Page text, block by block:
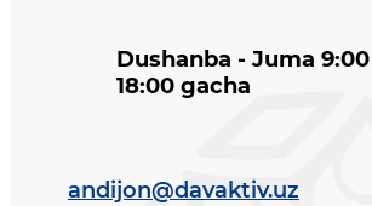
Dushanba - Juma
18:00 gacha
andijon@davaktiv.uz